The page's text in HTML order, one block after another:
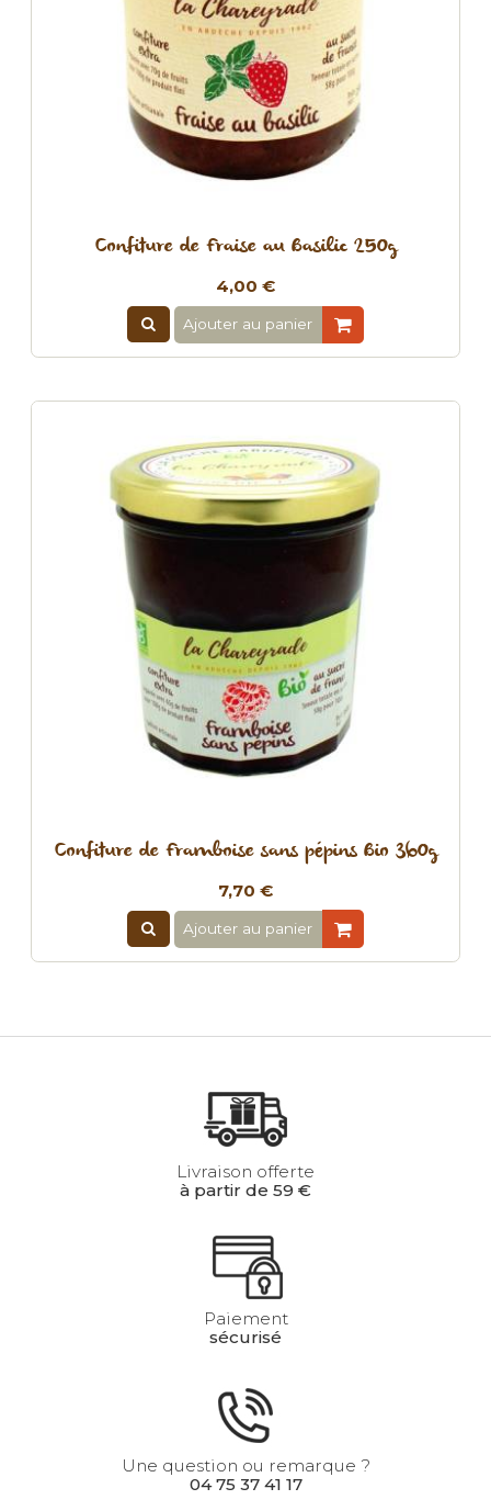
Confiture de Fraise au Basilic 250g
4,00 €
Ajouter au panier
Confiture de Framboise sans pépins Bio 360g
7,70 €
Ajouter au panier
Livraison offerte
à partir de 59 €
Paiement
sécurisé
Une question ou remarque ?
04 75 37 41 17